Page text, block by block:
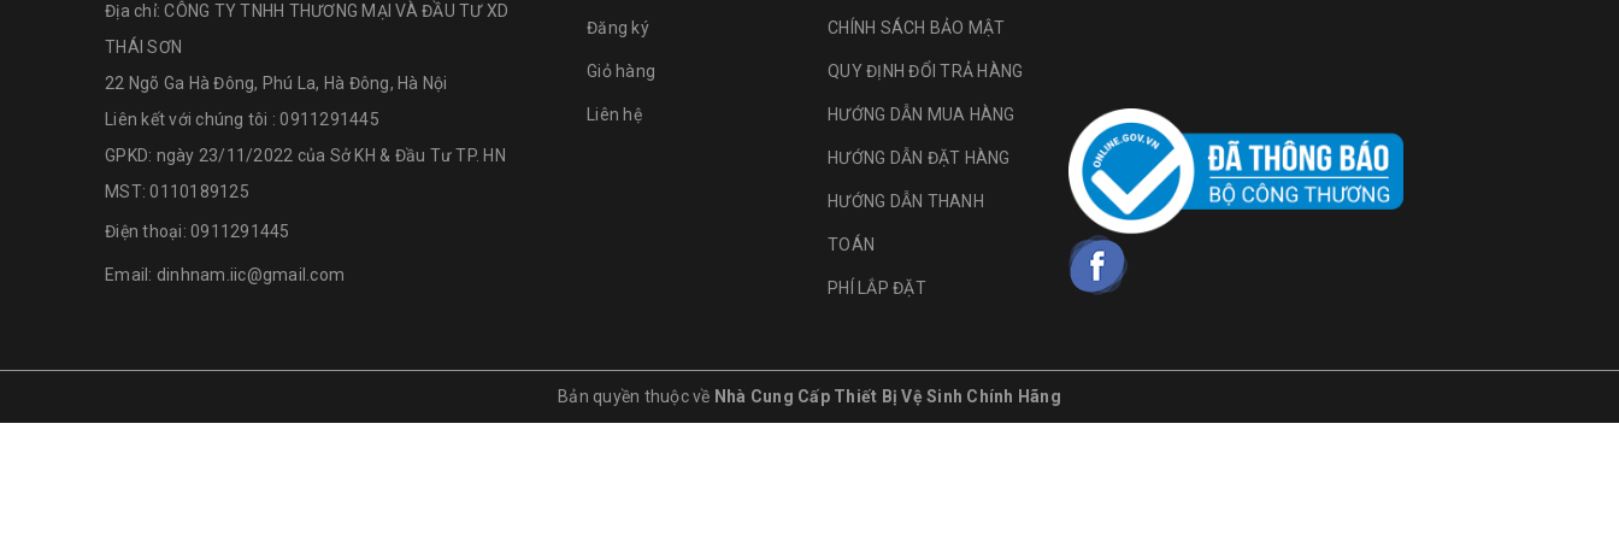
Địa chỉ:CÔNG TY TNHH THƯƠNG MẠI VÀ ĐẦU TƯ XD
THÁI SƠN
22 Ngõ Ga Hà Đông, Phú La, Hà Đông, Hà Nội
Liên kết với chúng tôi : 0911291445
GPKD: ngày 23/11/2022 của Sở KH & Đầu Tư TP. HN
MST: 0110189125
Điện thoại: 0911291445
Email: dinhnam.iic@gmail.com
Đăng ký
Giỏ hàng
Liên hệ
CHÍNH SÁCH BẢO MẬT
QUY ĐỊNH ĐỔI TRẢ HÀNG
HƯỚNG DẪN MUA HÀNG
HƯỚNG DẪN ĐẶT HÀNG
HƯỚNG DẪN THANH
TOÁN
PHÍ LẮP ĐẶT
Bản quyền thuộc về Nhà Cung Cấp Thiết Bị Vệ Sinh Chính Hãng